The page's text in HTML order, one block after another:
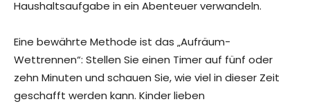
Haushaltsaufgabe in ein Abenteuer verwandeln.
Eine bewährte Methode ist das „Aufräum-
Wettrennen“: Stellen Sie einen Timer auf fünf oder
zehn Minuten und schauen Sie, wie viel in dieser Zeit
geschafft werden kann. Kinder lieben